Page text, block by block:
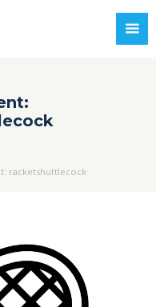
racketshuttlecock